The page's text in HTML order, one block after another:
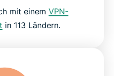
mit einem VPN-
in 113 Ländern.